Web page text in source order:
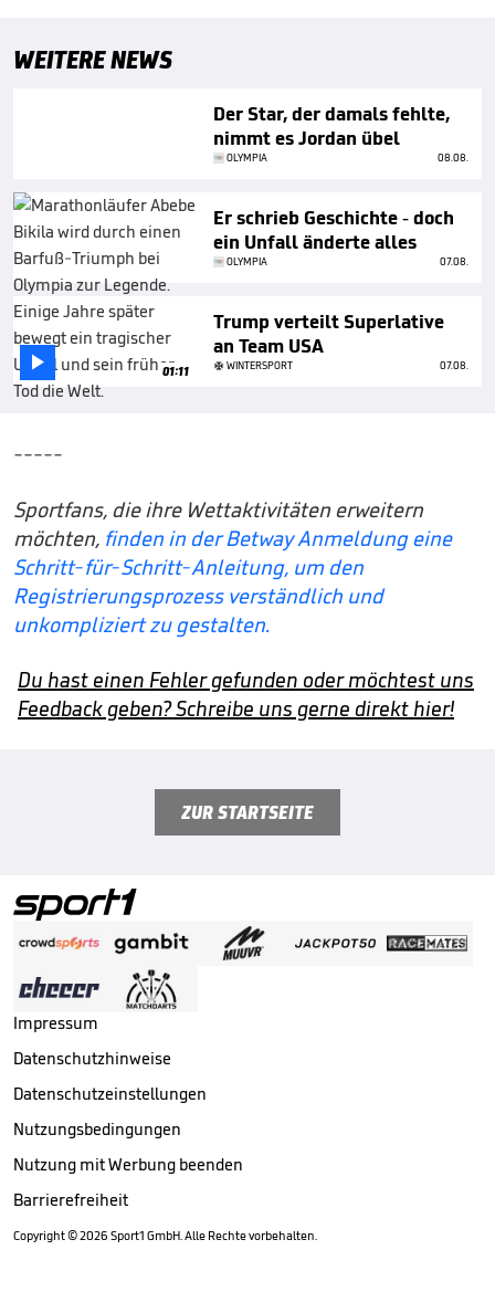
WEITERE NEWS
Der Star, der damals fehlte,
nimmt es Jordan übel
OLYMPIA 08.08.
Er schrieb Geschichte - doch
ein Unfall änderte alles
OLYMPIA 07.08.
 01:11
Trump verteilt Superlative
an Team USA
WINTERSPORT 07.08.
-----
Sportfans, die ihre Wettaktivitäten erweitern
möchten, finden in der Betway Anmeldung eine
Schritt-für-Schritt-Anleitung, um den
Registrierungsprozess verständlich und
unkompliziert zu gestalten.
Du hast einen Fehler gefunden oder möchtest uns
Feedback geben? Schreibe uns gerne direkt hier!
ZUR STARTSEITE
Impressum
Datenschutzhinweise
Datenschutzeinstellungen
Nutzungsbedingungen
Nutzung mit Werbung beenden
Barrierefreiheit
Copyright ©2026 Sport1 GmbH. Alle Rechte vorbehalten.